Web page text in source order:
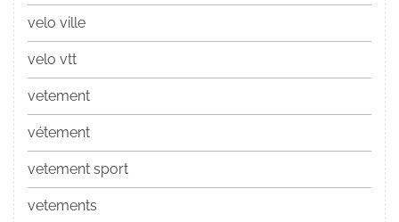
velo ville
velo vtt
vetement
vétement
vetement sport
vetements